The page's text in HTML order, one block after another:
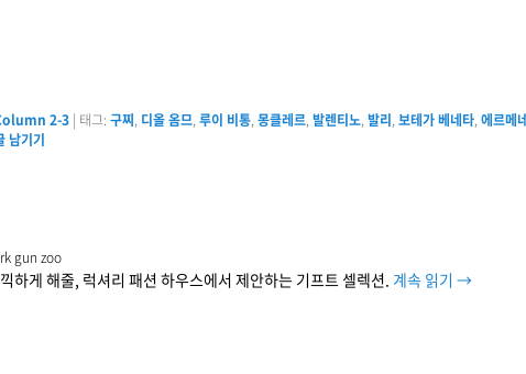
2-3 | 태그: 구찌, 디올 옴므,루이 비통,몽클레르,발렌티노,발리,보테가 베네타,에르메
남기기
gun zoo
하게 해줄, 럭셔리 패션 하우스에서 제안하는 기프트 셀렉션. 계속 읽기 →